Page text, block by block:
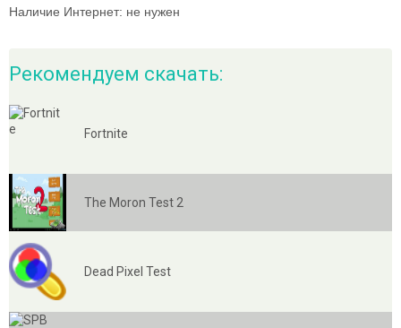
Наличие Интернет: не нужен
Рекомендуем скачать:
Fortnite
The Moron Test 2
Dead Pixel Test